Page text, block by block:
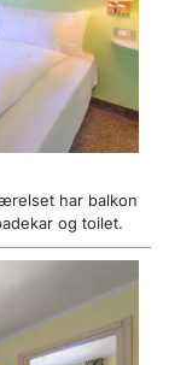
har balkon
og toilet.